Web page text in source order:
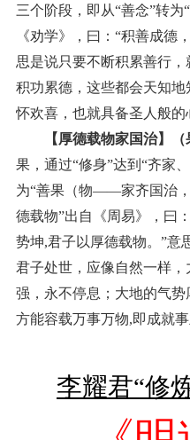
三个阶段，即从“善念”转为
《劝学》，曰：“积善成德
思是说只要不断积累善行
积功累德，这些都会天知
怀欢喜，也就具备圣人般的
【厚德载物家国治】（
果，通过“修身”达到“齐家
为“善果（物——家齐国治
德载物”出自《周易》，曰
势坤,君子以厚德载物。”意
君子处世，应像自然一样
强，永不停息；大地的气势
方能容载万事万物,即成就事
李耀君“修